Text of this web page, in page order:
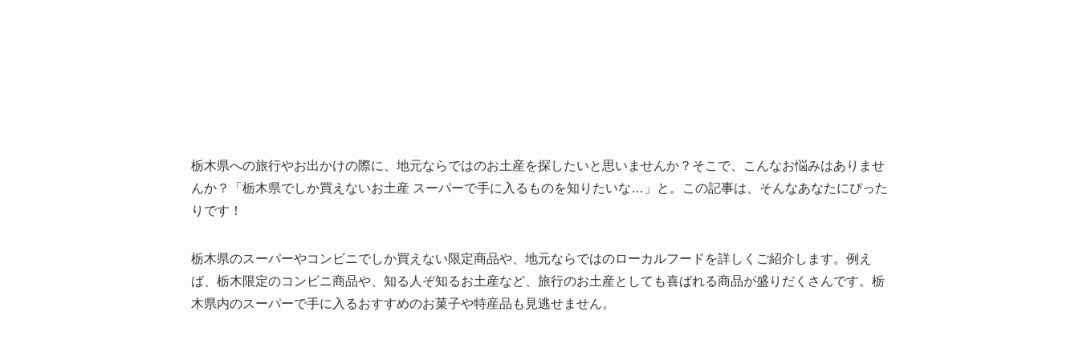
栃木県への旅行やお出かけの際に、地元ならではのお土産を探したいと思いませんか？そこで、こんなお悩みはありませ
んか？「栃木県でしか買えないお土産 スーパーで手に入るものを知りたいな…」と。この記事は、そんなあなたにぴった
りです！
栃木県のスーパーやコンビニでしか買えない限定商品や、地元ならではのローカルフードを詳しくご紹介します。例え
ば、栃木限定のコンビニ商品や、知る人ぞ知るお土産など、旅行のお土産としても喜ばれる商品が盛りだくさんです。栃
木県内のスーパーで手に入るおすすめのお菓子や特産品も見逃せません。